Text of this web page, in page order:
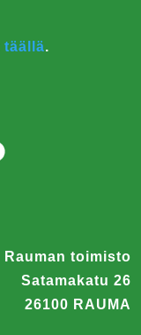
täällä.
Rauman toimisto
Satamakatu 26
26100 RAUMA